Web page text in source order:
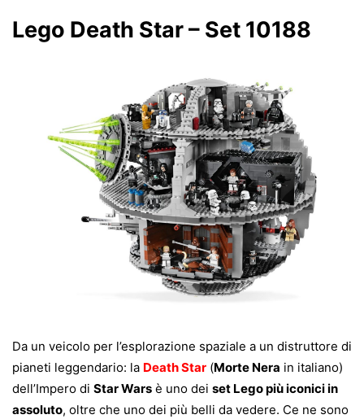
Lego Death Star – Set 10188
Da un veicolo per l’esplorazione spaziale a un distruttore di
pianeti leggendario: la Death Star (Morte Nera in italiano)
dell’Impero di Star Wars è uno dei set Lego più iconici in
assoluto, oltre che uno dei più belli da vedere. Ce ne sono